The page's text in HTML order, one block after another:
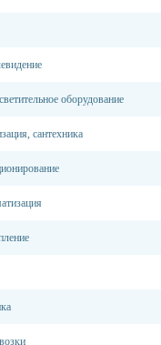
оборудование
сантехника